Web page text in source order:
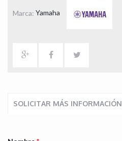
Marca: Yamaha
SOLICITAR MÁS INFORMACIÓN